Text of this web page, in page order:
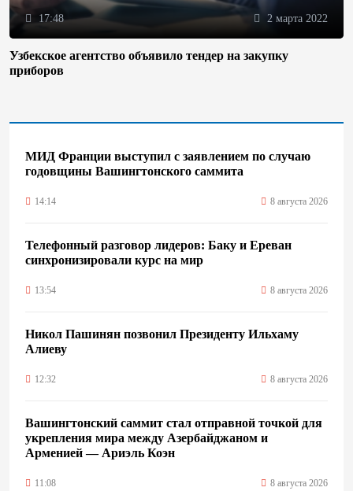
17:48 2 марта 2022
Узбекское агентство объявило тендер на закупку
приборов
МИД Франции выступил с заявлением по случаю
годовщины Вашингтонского саммита
14:14 8 августа 2026
Телефонный разговор лидеров: Баку и Ереван
синхронизировали курс на мир
13:54 8 августа 2026
Никол Пашинян позвонил Президенту Ильхаму
Алиеву
12:32 8 августа 2026
Вашингтонский саммит стал отправной точкой для
укрепления мира между Азербайджаном и
Арменией — Ариэль Коэн
11:08 8 августа 2026